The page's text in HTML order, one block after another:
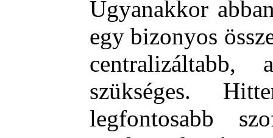
Ugyanakkor
egy bizonyos
centralizáltabb,
szükséges.
legfontosabb